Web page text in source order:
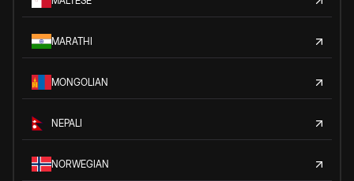
MARATHI
MONGOLIAN
NEPALI
NORWEGIAN